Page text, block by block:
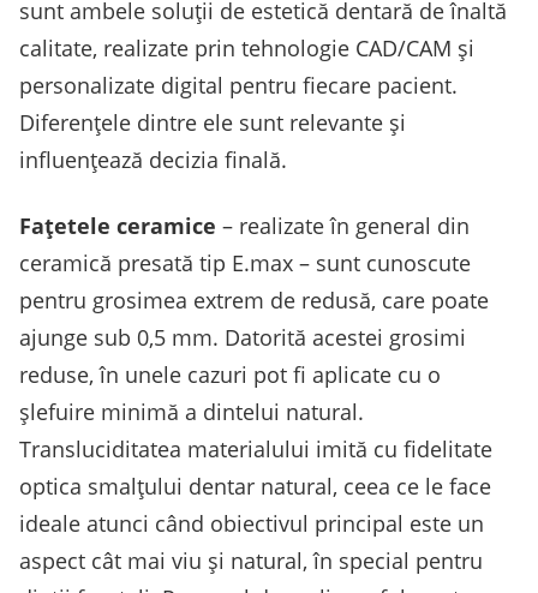
sunt ambele soluții de estetică dentară de înaltă
calitate, realizate prin tehnologie CAD/CAM și
personalizate digital pentru fiecare pacient.
Diferențele dintre ele sunt relevante și
influențează decizia finală.
Fațetele ceramice – realizate în general din
ceramică presată tip E.max – sunt cunoscute
pentru grosimea extrem de redusă, care poate
ajunge sub 0,5 mm. Datorită acestei grosimi
reduse, în unele cazuri pot fi aplicate cu o
șlefuire minimă a dintelui natural.
Transluciditatea materialului imită cu fidelitate
optica smalțului dentar natural, ceea ce le face
ideale atunci când obiectivul principal este un
aspect cât mai viu și natural, în special pentru